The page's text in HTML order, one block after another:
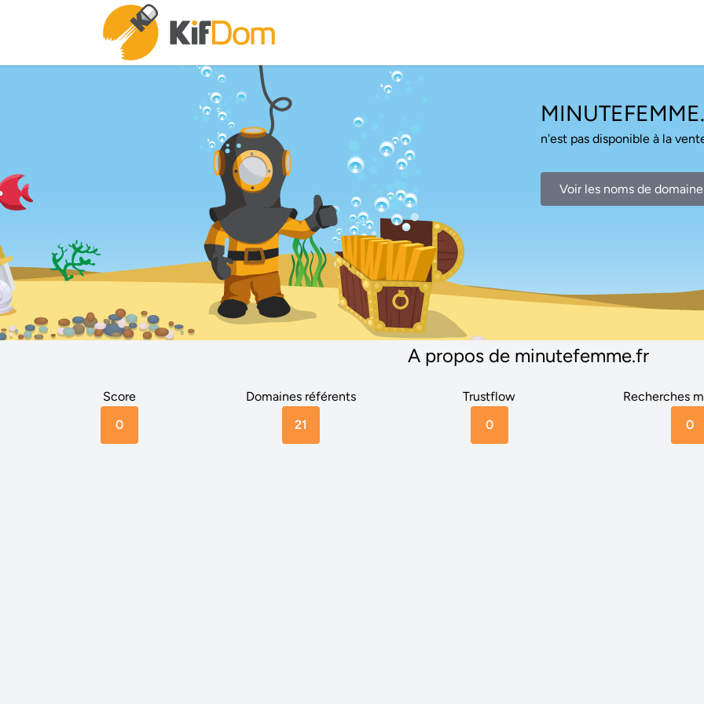
n'est pas disponible à la
Voir les noms de
A propos de minutefemme.fr
Score
0
Domaines référents
21
Trustflow
0
Recherches
0